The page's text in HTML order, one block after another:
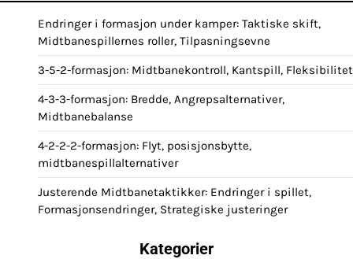
Endringer i formasjon under kamper: Taktiske skift,
Midtbanespillernes roller, Tilpasningsevne
3-5-2-formasjon: Midtbanekontroll, Kantspill, Fleksibilitet
4-3-3-formasjon: Bredde, Angrepsalternativer,
Midtbanebalanse
4-2-2-2-formasjon: Flyt, posisjonsbytte,
midtbanespillalternativer
Justerende Midtbanetaktikker: Endringer i spillet,
Formasjonsendringer, Strategiske justeringer
Kategorier